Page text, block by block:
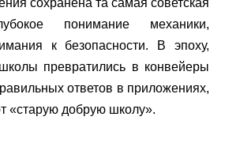
сохранена та самая советская
понимание механики,
к безопасности. В эпоху,
превратились в конвейеры
ответов в приложениях,
«старую добрую школу».